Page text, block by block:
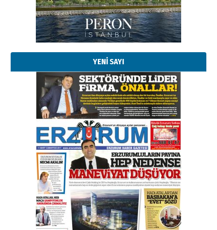
YENİ SAYI
Esat BİNDESEN
Başkan Sekmen’den Erzurum’a
bir vizyon proje daha!
02 Ağustos 2026 Pazar
Kadir SABUNCUOĞLU
Erzurumspor’un köşe taşları
29 Haziran 2026 Pazartesi